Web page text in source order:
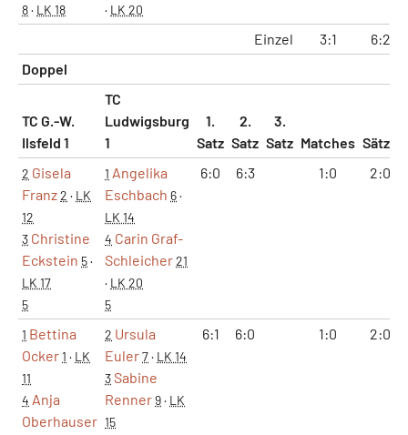
8· LK 18
· LK 20
Einzel 3:1
6:2
Doppel
TC G.-W.
Ilsfeld 1
TC
Ludwigsburg
1
1.
Satz
2.
Satz
3.
Satz Matches Sätze
2 Gisela
Franz2 · LK
12
3 Christine
Eckstein 5·
LK 17
5
1 Angelika
Eschbach 6·
LK 14
4 Carin Graf-
Schleicher21
· LK 20
5
6:0 6:3 1:0 2:0
1 Bettina
Ocker1 · LK
11
4 Anja
Oberhauser
2 Ursula
Euler7· LK 14
3Sabine
Renner9· LK
15
6:1 6:0 1:0 2:0